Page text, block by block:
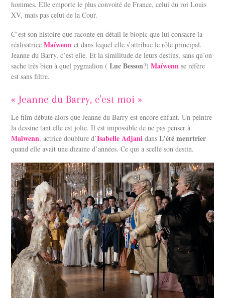
hommes. Elle emporte le plus convoité de France, celui du roi Louis
XV, mais pas celui de la Cour.
C’est son histoire que raconte en détail le biopic que lui consacre la
réalisatriceMaïwenn et dans lequel elle s’attribue le rôle principal.
Jeanne du Barry, c’est elle. Et la similitude de leurs destins, sans qu’on
sache très bien à quel pygmalion (Luc Besson?)Maïwenn se réfère
est sans filtre.
« Jeanne du Barry, c’est moi »
Le film débute alors que Jeanne du Barry est encore enfant. Un peintre
la dessine tant elle est jolie. Il est impossible de ne pas penser à
Maïwenn, actrice doublure d’Isabelle Adjani dansL’été meurtrier
quand elle avait une dizaine d’années. Ce qui a scellé son destin.